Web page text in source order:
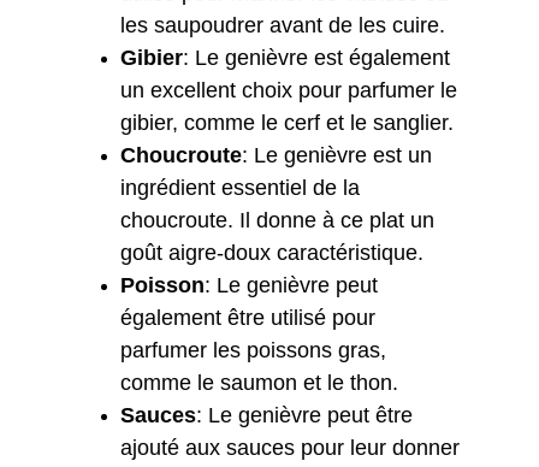
les saupoudrer avant de les cuire.
Gibier: Le genièvre est également
un excellent choix pour parfumer le
gibier, comme le cerf et le sanglier.
Choucroute: Le genièvre est un
ingrédient essentiel de la
choucroute. Il donne à ce plat un
goût aigre-doux caractéristique.
Poisson: Le genièvre peut
également être utilisé pour
parfumer les poissons gras,
comme le saumon et le thon.
Sauces: Le genièvre peut être
ajouté aux sauces pour leur donner